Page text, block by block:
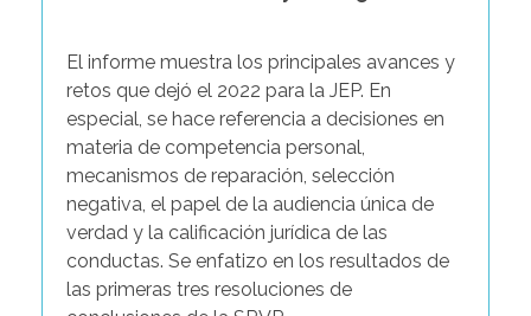
El informe muestra los principales avances y
retos que dejó el 2022 para la JEP. En
especial, se hace referencia a decisiones en
materia de competencia personal,
mecanismos de reparación, selección
negativa, el papel de la audiencia única de
verdad y la calificación jurídica de las
conductas. Se enfatizo en los resultados de
las primeras tres resoluciones de